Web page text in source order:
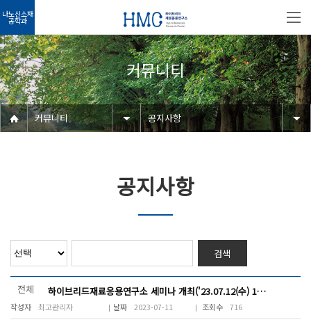
나노신소재
공학과
커뮤니티
커뮤니티 공지사항
공지사항
검색
전체 하이브리드재료응용연구소 세미나 개최('23.07.12(수) 14~17시)
최고관리자 2023-07-11 716